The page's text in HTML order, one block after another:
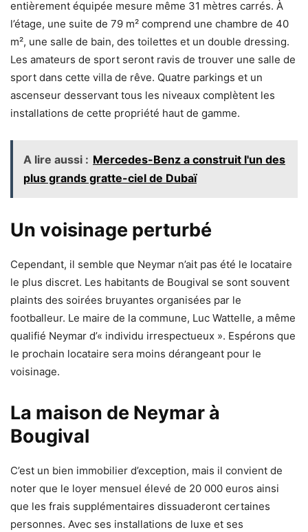
entièrement équipée mesure même 31 mètres carrés. À
l’étage, une suite de 79 m² comprend une chambre de 40
m², une salle de bain, des toilettes et un double dressing.
Les amateurs de sport seront ravis de trouver une salle de
sport dans cette villa de rêve. Quatre parkings et un
ascenseur desservant tous les niveaux complètent les
installations de cette propriété haut de gamme.
A lire aussi : Mercedes-Benz a construit l'un des
plus grands gratte-ciel de Dubaï
Un voisinage perturbé
Cependant, il semble que Neymar n’ait pas été le locataire
le plus discret. Les habitants de Bougival se sont souvent
plaints des soirées bruyantes organisées par le
footballeur. Le maire de la commune, Luc Wattelle, a même
qualifié Neymar d’« individu irrespectueux ». Espérons que
le prochain locataire sera moins dérangeant pour le
voisinage.
La maison de Neymar à
Bougival
C’est un bien immobilier d’exception, mais il convient de
noter que le loyer mensuel élevé de 20 000 euros ainsi
que les frais supplémentaires dissuaderont certaines
personnes. Avec ses installations de luxe et ses